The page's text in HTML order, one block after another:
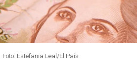
Foto: Estefania Leal/El País